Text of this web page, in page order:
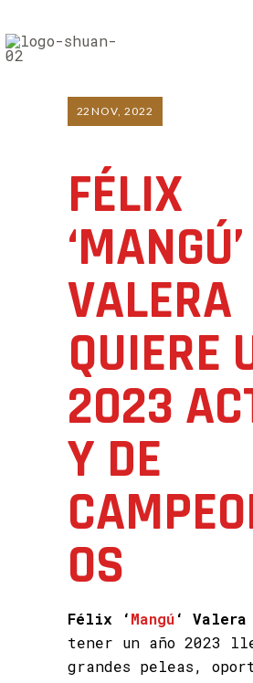
22 NOV, 2022
FÉLIX
‘MANGÚ’
VALERA
QUIERE
2023
Y DE
OS
Félix ‘Mangú‘ Valera
tener un año 2023
grandes peleas,